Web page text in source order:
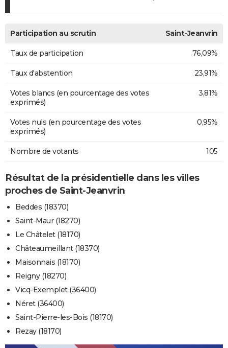
Participation au scrutin Saint-Jeanvrin
Taux de participation 76,09%
Taux d'abstention 23,91%
Votes blancs (en pourcentage des votes
exprimés)
3,81%
Votes nuls (en pourcentage des votes
exprimés)
0,95%
Nombre de votants 105
Résultat de la présidentielle dans les villes
proches de Saint-Jeanvrin
Beddes (18370)
Saint-Maur (18270)
Le Châtelet (18170)
Châteaumeillant (18370)
Maisonnais (18170)
Reigny (18270)
Vicq-Exemplet (36400)
Néret (36400)
Saint-Pierre-les-Bois (18170)
Rezay (18170)